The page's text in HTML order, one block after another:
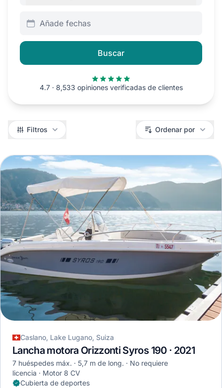
Añade fechas
Buscar
4.7 · 8,533 opiniones verificadas de clientes
Filtros Filtros Ordenar por
Caslano, Lake Lugano, Suiza
Lancha motora Orizzonti Syros 190 · 2021
7 huéspedes máx. 5,7 m de long.
No requiere
licencia
Motor 8 CV
Cubierta de deportes